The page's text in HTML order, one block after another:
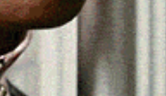
maiden, nel quale
lo steccato e
Giamaica de